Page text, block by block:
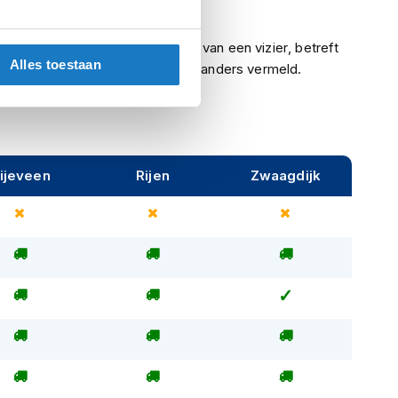
Alles toestaan
Indien een helm is voorzien van een vizier, betreft
het een helder vizier, tenzij anders vermeld.
Rijen Zwaagdijk